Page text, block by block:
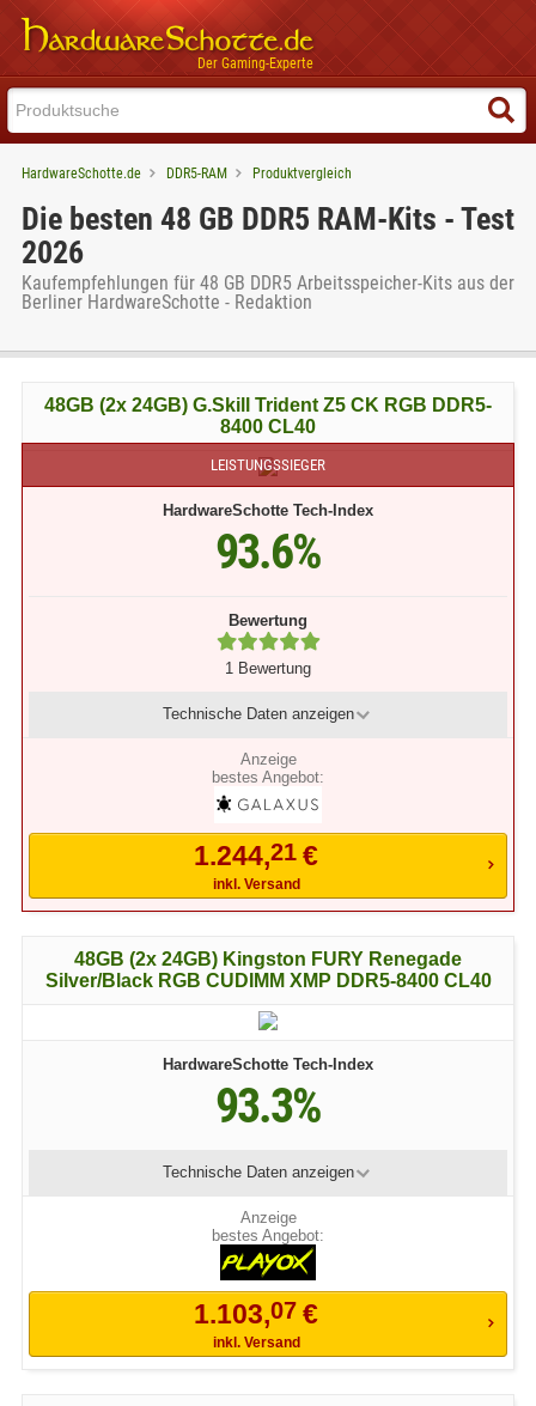
Der Gaming-Experte
HardwareSchotte.de DDR5-RAM Produktvergleich
Die besten 48 GB DDR5 RAM-Kits - Test
2026
Kaufempfehlungen für 48 GB DDR5 Arbeitsspeicher-Kits aus der
Berliner HardwareSchotte - Redaktion
48GB (2x 24GB) G.Skill Trident Z5 CK RGB DDR5-
8400 CL40
LEISTUNGSSIEGER
HardwareSchotte Tech-Index
93.6%
Bewertung
1 Bewertung
Technische Daten anzeigen
bestes Angebot:
1.244,21 €
inkl. Versand
48GB (2x 24GB) Kingston FURY Renegade
Silver/Black RGB CUDIMM XMP DDR5-8400 CL40
HardwareSchotte Tech-Index
93.3%
Technische Daten anzeigen
bestes Angebot:
1.103,07 €
inkl. Versand